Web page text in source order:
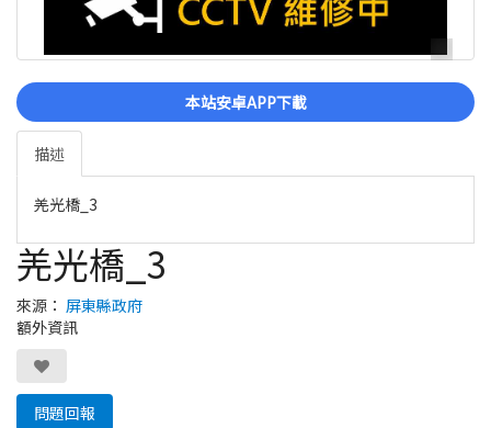
本站安卓APP下載
描述
羌光橋_3
羌光橋_3
來源： 屏東縣政府
額外資訊
問題回報